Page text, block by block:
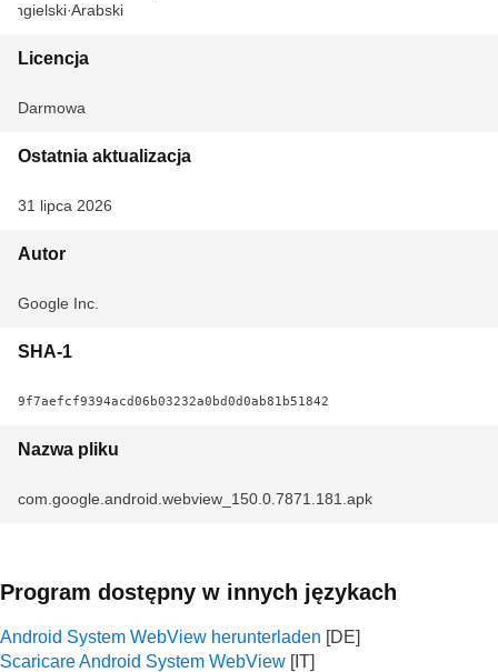
Angielski Arabski
Licencja
Darmowa
Ostatnia aktualizacja
31 lipca 2026
Autor
Google Inc.
SHA-1
9f7aefcf9394acd06b03232a0bd0d0ab81b51842
Nazwa pliku
com.google.android.webview_150.0.7871.181.apk
Program dostępny w innych językach
Android System WebView herunterladen
Scaricare Android System WebView